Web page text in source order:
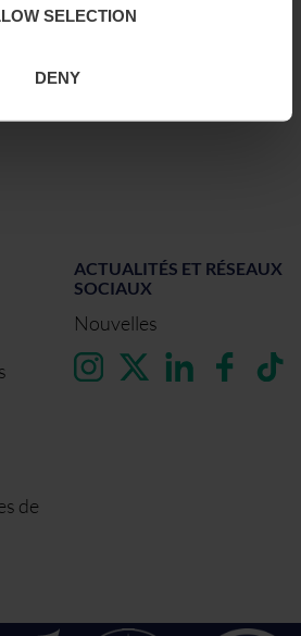
SELECTION
DENY
de
ACTUALITÉS ET RÉSEAUX
SOCIAUX
Nouvelles